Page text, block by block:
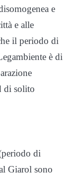
e
e alle
il periodo di
è di
di solito
di
Giarol sono